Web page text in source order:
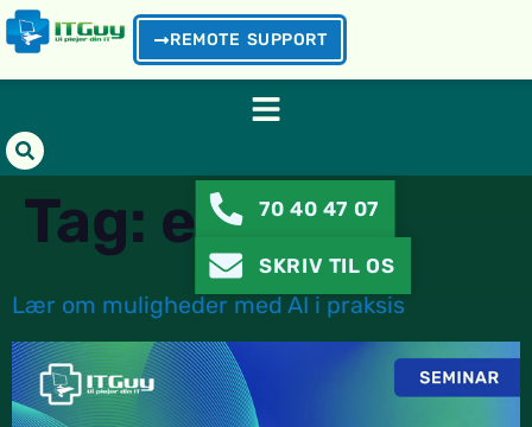
REMOTE SUPPORT
Tag: event
Lær om muligheder med AI i praksis
70 40 47 07
SKRIV TIL OS